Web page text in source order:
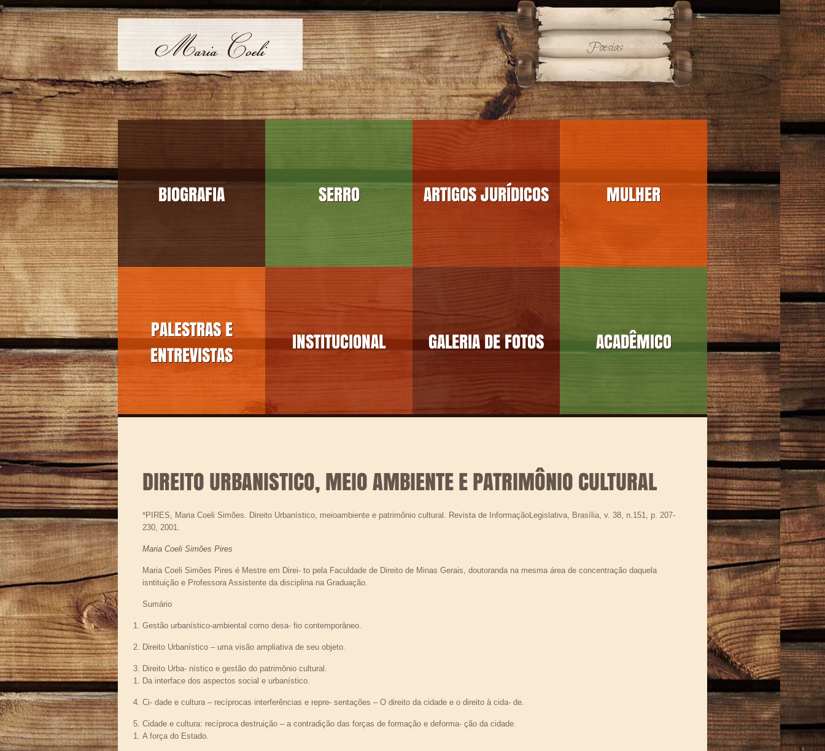
Poesias
BIOGRAFIA SERRO ARTIGOS JURÍDICOS MULHER
PALESTRAS E
ENTREVISTAS
INSTITUCIONAL GALERIA DE FOTOS ACADÊMICO
DIREITO URBANISTICO, MEIO AMBIENTE E PATRIMÔNIO CULTURAL
*PIRES, Maria Coeli Simões. Direito Urbanístico, meioambiente e patrimônio cultural. Revista de InformaçãoLegislativa, Brasília, v. 38, n.151, p. 207-
230, 2001.
Maria Coeli Simões Pires
Maria Coeli Simões Pires é Mestre em Direi- to pela Faculdade de Direito de Minas Gerais, doutoranda na mesma área de concentração daquela
isntituição e Professora Assistente da disciplina na Graduação.
Sumário
Gestão urbanístico-ambiental como desa- fio contemporâneo.
Direito Urbanístico – uma visão ampliativa de seu objeto.
Direito Urba- nístico e gestão do patrimônio cultural.
Da interface dos aspectos social e urbanístico.
Ci- dade e cultura – recíprocas interferências e repre- sentações – O direito da cidade e o direito à cida- de.
Cidade e cultura: recíproca destruição – a contradição das forças de formação e deforma- ção da cidade.
A força do Estado.